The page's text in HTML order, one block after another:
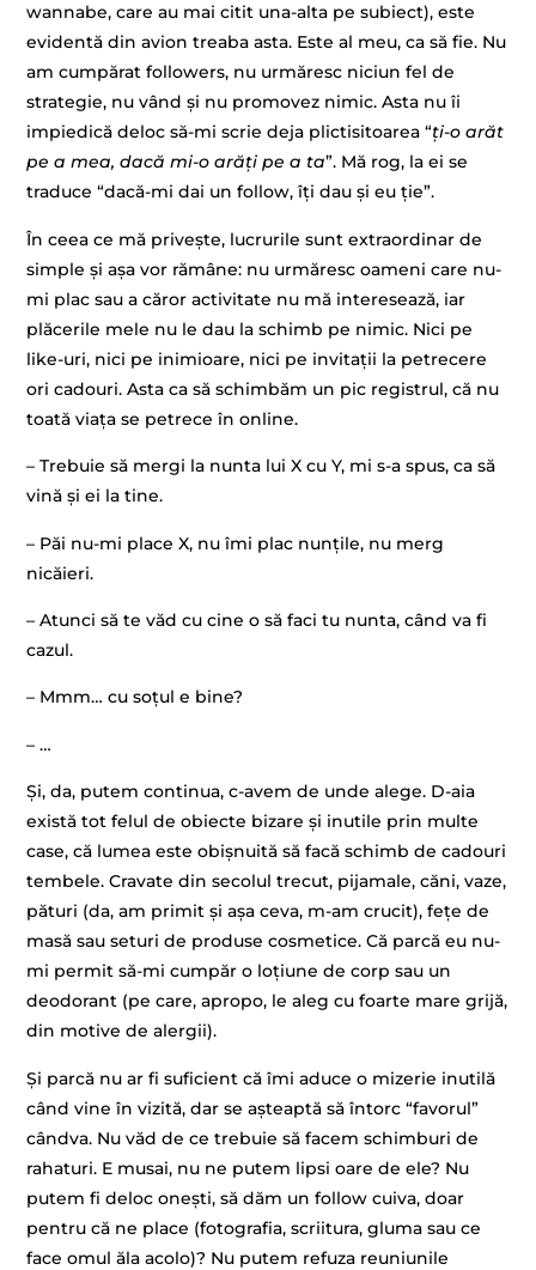
wannabe, care au mai citit una-alta pe subiect), este
evidentă din avion treaba asta. Este al meu, ca să fie. Nu
am cumpărat followers, nu urmăresc niciun fel de
strategie, nu vând și nu promovez nimic. Asta nu îi
impiedică deloc să-mi scrie deja plictisitoarea “ți-o arăt
pe a mea, dacă mi-o arăți pe a ta”. Mă rog, la ei se
traduce “dacă-mi dai un follow, îți dau și eu ție”.
În ceea ce mă privește, lucrurile sunt extraordinar de
simple și așa vor rămâne: nu urmăresc oameni care nu-
mi plac sau a căror activitate nu mă interesează, iar
plăcerile mele nu le dau la schimb pe nimic. Nici pe
like-uri, nici pe inimioare, nici pe invitații la petrecere
ori cadouri. Asta ca să schimbăm un pic registrul, că nu
toată viața se petrece în online.
– Trebuie să mergi la nunta lui X cu Y, mi s-a spus, ca să
vină și ei la tine.
– Păi nu-mi place X, nu îmi plac nunțile, nu merg
nicăieri.
– Atunci să te văd cu cine o să faci tu nunta, când va fi
cazul.
– Mmm… cu soțul e bine?
– …
Și, da, putem continua, c-avem de unde alege. D-aia
există tot felul de obiecte bizare și inutile prin multe
case, că lumea este obișnuită să facă schimb de cadouri
tembele. Cravate din secolul trecut, pijamale, căni, vaze,
pături (da, am primit și așa ceva, m-am crucit), fețe de
masă sau seturi de produse cosmetice. Că parcă eu nu-
mi permit să-mi cumpăr o loțiune de corp sau un
deodorant (pe care, apropo, le aleg cu foarte mare grijă,
din motive de alergii).
Și parcă nu ar fi suficient că îmi aduce o mizerie inutilă
când vine în vizită, dar se așteaptă să întorc “favorul”
cândva. Nu văd de ce trebuie să facem schimburi de
rahaturi. E musai, nu ne putem lipsi oare de ele? Nu
putem fi deloc onești, să dăm un follow cuiva, doar
pentru că ne place (fotografia, scriitura, gluma sau ce
face omul ăla acolo)? Nu putem refuza reuniunile